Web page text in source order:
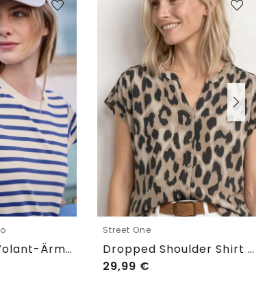
T-Shirt mit Volant-Ärmeln und Print
Street One
Dropped Shoulder Shirt im Blusen-Look
29,99 €